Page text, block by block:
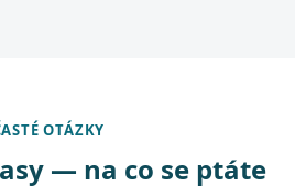
OTÁZKY
— na co se ptáte